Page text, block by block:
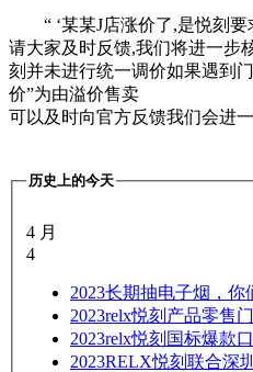
“ ‘某某J店涨价了,是悦刻
请大家及时反馈,我们将进一步
刻并未进行统一调价如果遇到
价”为由溢价售卖
可以及时向官方反馈我们会进
历史上的今天
4 月
4
2023长期抽电子烟，你
2023relx悦刻产品零售
2023relx悦刻国标爆款
2023RELX悦刻联合深